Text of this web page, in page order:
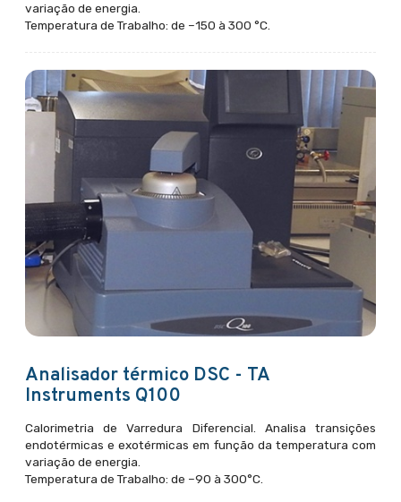
variação de energia.
Temperatura de Trabalho: de –150 à 300 °C.
Analisador térmico DSC - TA
Instruments Q100
Calorimetria de Varredura Diferencial. Analisa transições
endotérmicas e exotérmicas em função da temperatura com
variação de energia.
Temperatura de Trabalho: de –90 à 300°C.